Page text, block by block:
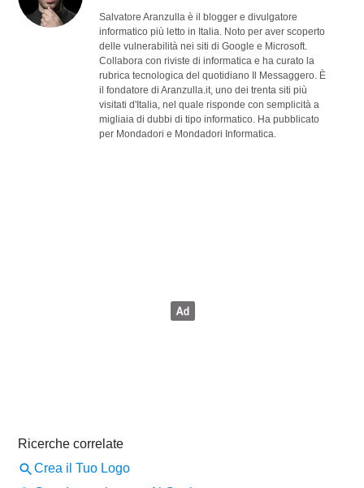
Salvatore Aranzulla è il blogger e divulgatore
informatico più letto in Italia. Noto per aver scoperto
delle vulnerabilità nei siti di Google e Microsoft.
Collabora con riviste di informatica e ha curato la
rubrica tecnologica del quotidiano Il Messaggero. È
il fondatore di Aranzulla.it, uno dei trenta siti più
visitati d'Italia, nel quale risponde con semplicità a
migliaia di dubbi di tipo informatico. Ha pubblicato
per Mondadori e Mondadori Informatica.